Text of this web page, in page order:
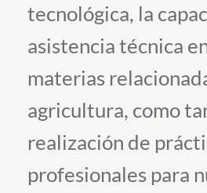
Estudiantes
Académicos
Funcionarios
tecnológica, la
asistencia técnica
materias
agricultura, como
realización de
profesionales para